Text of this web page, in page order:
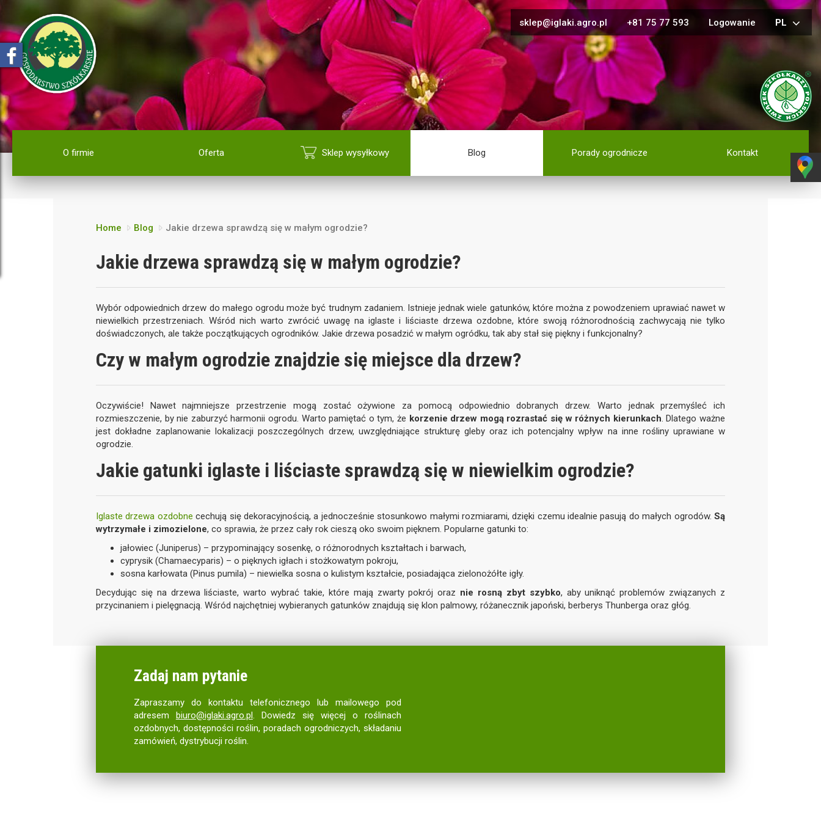
sklep@iglaki.agro.pl +81 75 77 593 Logowanie PL
O firmie Oferta Sklep wysyłkowy Blog Porady ogrodnicze Kontakt
Home Blog Jakie drzewa sprawdzą się w małym ogrodzie?
Jakie drzewa sprawdzą się w małym ogrodzie?
Wybór odpowiednich drzew do małego ogrodu może być trudnym zadaniem. Istnieje jednak wiele gatunków, które można z powodzeniem uprawiać nawet w
niewielkich przestrzeniach. Wśród nich warto zwrócić uwagę na iglaste i liściaste drzewa ozdobne, które swoją różnorodnością zachwycają nie tylko
doświadczonych, ale także początkujących ogrodników. Jakie drzewa posadzić w małym ogródku, tak aby stał się piękny i funkcjonalny?
Czy w małym ogrodzie znajdzie się miejsce dla drzew?
Oczywiście! Nawet najmniejsze przestrzenie mogą zostać ożywione za pomocą odpowiednio dobranych drzew. Warto jednak przemyśleć ich
rozmieszczenie, by nie zaburzyć harmonii ogrodu. Warto pamiętać o tym, że korzenie drzew mogą rozrastać się w różnych kierunkach. Dlatego ważne
jest dokładne zaplanowanie lokalizacji poszczególnych drzew, uwzględniające strukturę gleby oraz ich potencjalny wpływ na inne rośliny uprawiane w
ogrodzie.
Jakie gatunki iglaste i liściaste sprawdzą się w niewielkim ogrodzie?
Iglaste drzewa ozdobne cechują się dekoracyjnością, a jednocześnie stosunkowo małymi rozmiarami, dzięki czemu idealnie pasują do małych ogrodów.Są
wytrzymałe i zimozielone, co sprawia, że przez cały rok cieszą oko swoim pięknem. Popularne gatunki to:
jałowiec (Juniperus) – przypominający sosenkę, o różnorodnych kształtach i barwach,
cyprysik (Chamaecyparis) – o pięknych igłach i stożkowatym pokroju,
sosna karłowata (Pinus pumila) – niewielka sosna o kulistym kształcie, posiadająca zielonożółte igły.
Decydując się na drzewa liściaste, warto wybrać takie, które mają zwarty pokrój oraz nie rosną zbyt szybko, aby uniknąć problemów związanych z
przycinaniem i pielęgnacją. Wśród najchętniej wybieranych gatunków znajdują się klon palmowy, różanecznik japoński, berberys Thunberga oraz głóg.
Zadaj nam pytanie
Zapraszamy do kontaktu telefonicznego lub mailowego pod
adresem biuro@iglaki.agro.pl. Dowiedz się więcej o roślinach
ozdobnych, dostępności roślin, poradach ogrodniczych, składaniu
zamówień, dystrybucji roślin.